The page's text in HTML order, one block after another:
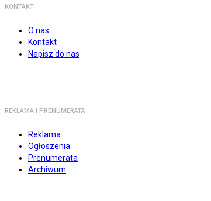
KONTAKT
O nas
Kontakt
Napisz do nas
REKLAMA I PRENUMERATA
Reklama
Ogłoszenia
Prenumerata
Archiwum